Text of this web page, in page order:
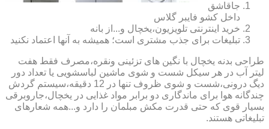
جاقاشق
داخل کشو فایبر گلاس
خرید اینترنتی تلویزیون،یخچال و...از بانه
تبلیغات برای جذب مشتری است؛ همیشه به آنها اعتماد نکنید
طراحی بدنه یخچال با نگین های تزئینی ونقره،مصرف فقط هفت
لیتر آب در هر سیکل شست و شوی ماشین لباسشویی یا تعداد دور
دیگ درونی،شست و شوی ظروف تنها در 12 دقیقه،سیستم گردش
چندگانه هوا برای ماندگاری دو برابر مواد غذایی در یخچال،جاروبرقی
بسیار قوی که حتی قدرت مکش مبلمان را دارد و...همه شعارهای
تبلیغاتی هستند.